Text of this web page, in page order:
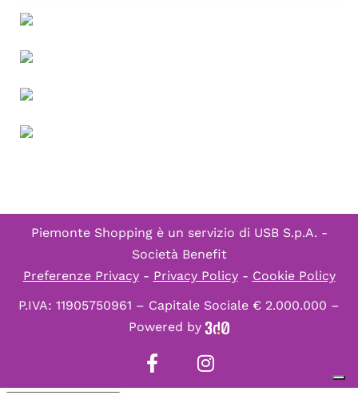
Piemonte Shopping è un servizio di USB S.p.A. -
Società Benefit
Preferenze Privacy- Privacy Policy- Cookie Policy
P.IVA: 11905750961 – Capitale Sociale € 2.000.000 –
Powered by